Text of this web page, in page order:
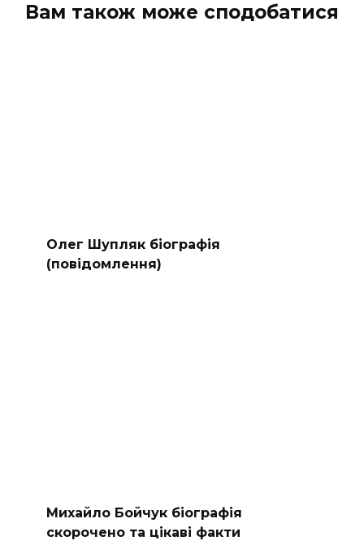
Вам також може сподобатися
Олег Шупляк біографія
(повідомлення)
Михайло Бойчук біографія
скорочено та цікаві факти